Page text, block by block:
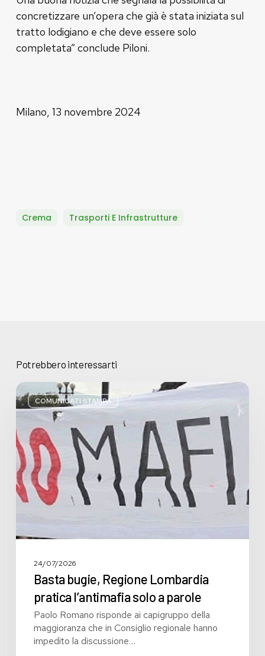
concretizzare un’opera che già è stata iniziata sul
tratto lodigiano e che deve essere solo
completata” conclude Piloni.
Milano, 13 novembre 2024
Crema Trasporti E Infrastrutture
Potrebbero interessarti
COMUNICATI STAMPA
Basta
bugie,
Regione
Lombardia
pratica
l’antimafia
solo
a
parole
24/07/2026
Basta bugie, Regione Lombardia
pratica l’antimafia solo a parole
Paolo Romano risponde ai capigruppo della
maggioranza che in Consiglio regionale hanno
impedito la discussione…